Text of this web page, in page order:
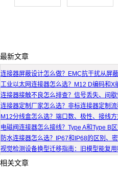
最新文章
连接器屏蔽设计怎么做？EMC抗干扰从屏
工业以太网连接器怎么选？M12 D编码和X
连接器接触不良怎么排查？信号丢失、间歇
连接器定制厂家怎么选？非标连接器定制
M12分线盒怎么选？端口数、极性、接线方
电磁阀连接器怎么接线？Type A和Type B
防水连接器怎么选？IP67和IP68的区别、
视觉检测设备换型迁移指南：旧模型能复
相关文章